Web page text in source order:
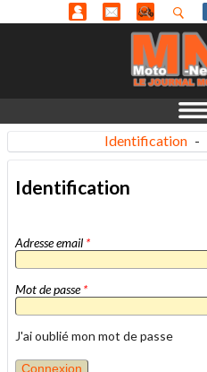
Identification -
Identification
Adresse email *
Mot de passe*
J'ai oublié mon mot de passe